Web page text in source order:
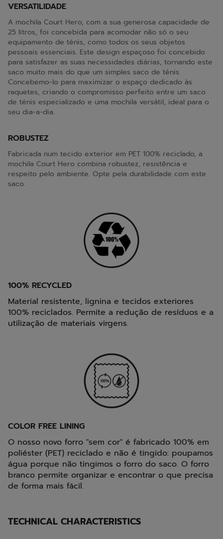
VERSATILIDADE
A mochila Court Hero, com a sua generosa capacidade de
25 litros, foi concebida para acomodar não só o seu
equipamento de ténis, como todos os seus objetos
pessoais essenciais. Este design espaçoso foi concebido
para satisfazer as suas necessidades diárias, tornando este
saco muito mais do que um simples saco de ténis.
Concebemo-lo para maximizar o espaço dedicado às
raquetes, criando o compromisso perfeito entre um saco
de ténis especializado e uma mochila versátil, ideal para o
seu dia-a-dia.
ROBUSTEZ
Fabricada num tecido exterior em PET 100% reciclado, a
mochila Court Hero combina robustez, resistência e
respeito pelo ambiente. Opte pela durabilidade com este
saco.
100% RECYCLED
Material resistente, lignina e tecidos exteriores
100% reciclados. Permite a redução de resíduos e a
utilização de materiais virgens.
COLOR FREE LINING
O nosso novo forro "sem cor" é fabricado 100% em
poliéster (PET) reciclado e não é tingido: poupamos
água porque não tingimos o forro do saco. O forro
branco permite organizar e encontrar o que precisa
de forma mais fácil.
TECHNICAL CHARACTERISTICS